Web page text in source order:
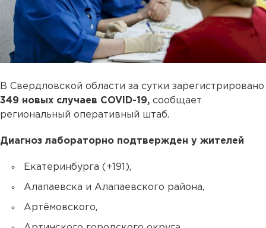
В Свердловской области за сутки зарегистрировано
349 новых случаев COVID-19, сообщает
региональный оперативный штаб.
Диагноз лабораторно подтвержден у жителей
Екатеринбурга (+191),
Алапаевска и Алапаевского района,
Артёмовского,